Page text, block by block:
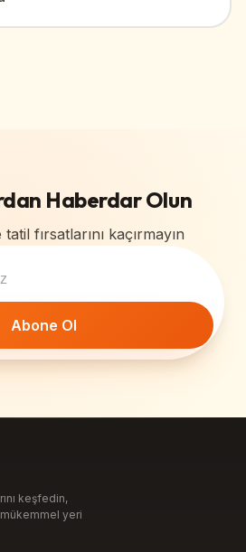
Haberdar Olun
fırsatlarını kaçırmayın
Abone Ol
keşfedin,
mükemmel yeri